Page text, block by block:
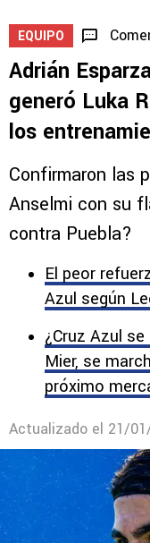
EQUIPO
Adrián
generó Luka
los
Confirmaron las
Anselmi con su
contra Puebla?
El peor
Azul según
¿Cruz Azul
Mier, se
próximo
Actualizado el 21/